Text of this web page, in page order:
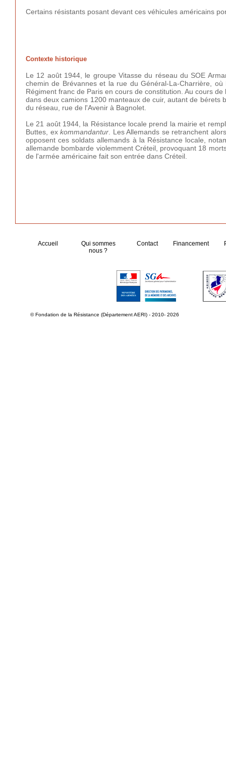
Certains résistants posant devant ces véhicules américains
Contexte historique
Le 12 août 1944, le groupe Vitasse du réseau du SOE
chemin de Brévannes et la rue du Général-La-Charrière,
Régiment franc de Paris en cours de constitution. Au cours
dans deux camions 1200 manteaux de cuir, autant de
du réseau, rue de l'Avenir à Bagnolet.
Le 21 août 1944, la Résistance locale prend la mairie et
Buttes, exkommandantur . Les Allemands se retranchent
opposent ces soldats allemands à la Résistance locale,
allemande bombarde violemment Créteil, provoquant 18
de l'armée américaine fait son entrée dans Créteil.
Accueil
Qui sommes
nous ?
Contact Financement
© Fondation de la Résistance (Département AERI) - 2010- 2026